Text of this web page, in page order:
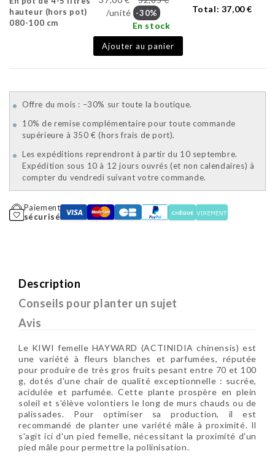
hauteur (hors pot)
080-100 cm
/unité -30%
En stock
Ajouter au panier
Total: 37,00 €
Offre du mois : –30% sur toute la boutique.
10% de remise complémentaire pour toute commande
supérieure à 350 € (hors frais de port).
Les expéditions reprendront à partir du 10 septembre.
Expédition sous 10 à 12 jours ouvrés (et non calendaires) à
compter du vendredi suivant votre commande.
Paiement
sécurisé
Description
Conseils pour planter un sujet
Avis
Le KIWI femelle HAYWARD (ACTINIDIA chinensis) est
une variété à fleurs blanches et parfumées, réputée
pour produire de très gros fruits pesant entre 70 et 100
g, dotés d'une chair de qualité exceptionnelle : sucrée,
acidulée et parfumée. Cette plante prospère en plein
soleil et s'élève volontiers le long de murs chauds ou de
palissades. Pour optimiser sa production, il est
recommandé de planter une variété mâle à proximité. Il
s'agit ici d'un pied femelle, nécessitant la proximité d'un
pied mâle pour permettre la pollinisation.